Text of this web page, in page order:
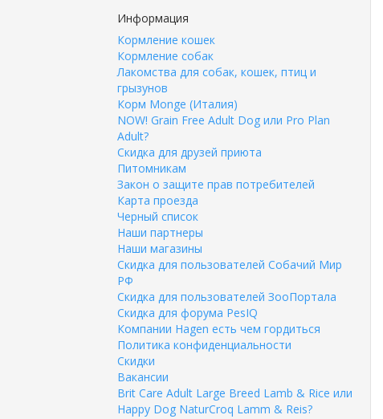
Информация
Кормление кошек
Кормление собак
Лакомства для собак, кошек, птиц и
грызунов
Корм Monge (Италия)
NOW! Grain Free Adult Dog или Pro Plan
Adult?
Скидка для друзей приюта
Питомникам
Закон о защите прав потребителей
Карта проезда
Черный список
Наши партнеры
Наши магазины
Скидка для пользователей Собачий Мир
РФ
Скидка для пользователей ЗооПортала
Скидка для форума PesIQ
Компании Hagen есть чем гордиться
Политика конфиденциальности
Скидки
Вакансии
Brit Care Adult Large Breed Lamb & Rice или
Happy Dog NaturCroq Lamm & Reis?